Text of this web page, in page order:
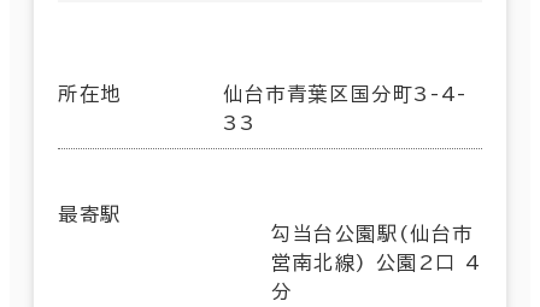
所在地
仙台市青葉区国分町3-4-
33
最寄駅
勾当台公園駅(仙台市
営南北線) 公園2口 4
分